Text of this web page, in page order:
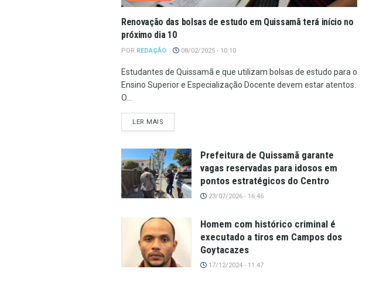
Renovação das bolsas de estudo em Quissamã terá início no
próximo dia 10
POR REDAÇÃO 08/02/2025 - 10:10
Estudantes de Quissamã e que utilizam bolsas de estudo para o
Ensino Superior e Especialização Docente devem estar atentos.
O...
LER MAIS
Prefeitura de Quissamã garante
vagas reservadas para idosos em
pontos estratégicos do Centro
23/07/2026 - 16:46
Homem com histórico criminal é
executado a tiros em Campos dos
Goytacazes
17/12/2024 - 11:47